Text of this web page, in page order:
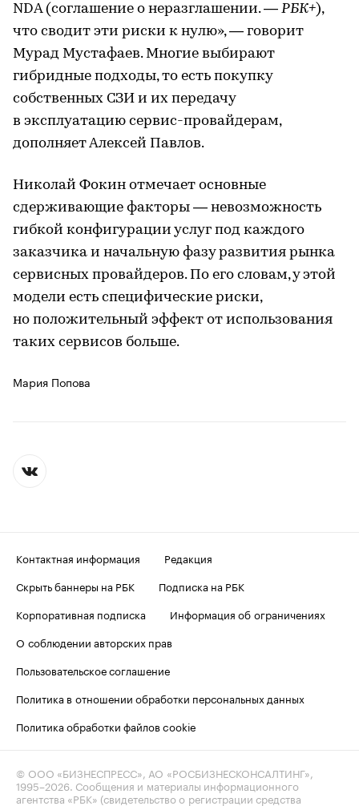
NDA (соглашение о неразглашении. — РБК+),
что сводит эти риски к нулю», — говорит
Мурад Мустафаев. Многие выбирают
гибридные подходы, то есть покупку
собственных СЗИ и их передачу
в эксплуатацию сервис-провайдерам,
дополняет Алексей Павлов.
Николай Фокин отмечает основные
сдерживающие факторы — невозможность
гибкой конфигурации услуг под каждого
заказчика и начальную фазу развития рынка
сервисных провайдеров. По его словам, у этой
модели есть специфические риски,
но положительный эффект от использования
таких сервисов больше.
Мария Попова
Контактная информация
Редакция
Скрыть баннеры на РБК
Подписка на РБК
Корпоративная подписка
Информация об ограничениях
О соблюдении авторских прав
Пользовательское соглашение
Политика в отношении обработки персональных данных
Политика обработки файлов cookie
© ООО «БИЗНЕСПРЕСС», АО «РОСБИЗНЕСКОНСАЛТИНГ»,
1995–2026 . Сообщения и материалы информационного
агентства «РБК» (свидетельство о регистрации средства